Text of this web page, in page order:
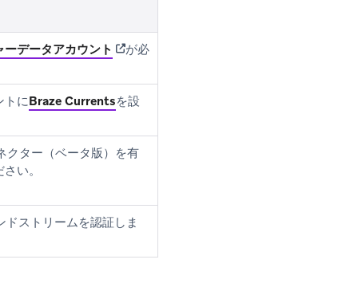
ーデータアカウント (opens in new tab)
が必
トにBraze Currentsを設
クター（ベータ版）を有
い。
ストリームを認証しま